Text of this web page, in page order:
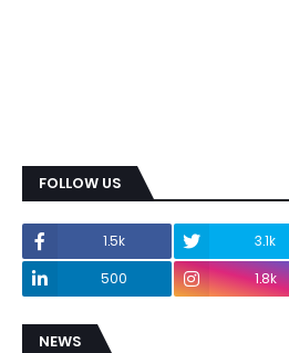
FOLLOW US
1.5k 3.1k
500
1.8k
NEWS